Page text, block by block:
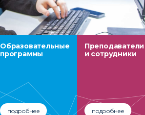
Образовательные
программы
подробнее
Преподаватели
и сотрудники
подробнее